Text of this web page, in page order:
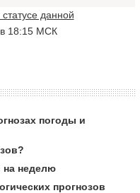
статусе данной
18:15 МСК
погоды и
на неделю
прогнозов